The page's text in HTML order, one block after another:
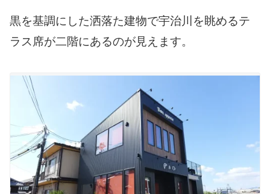
黒を基調にした洒落た建物で宇治川を眺めるテ
ラス席が二階にあるのが見えます。